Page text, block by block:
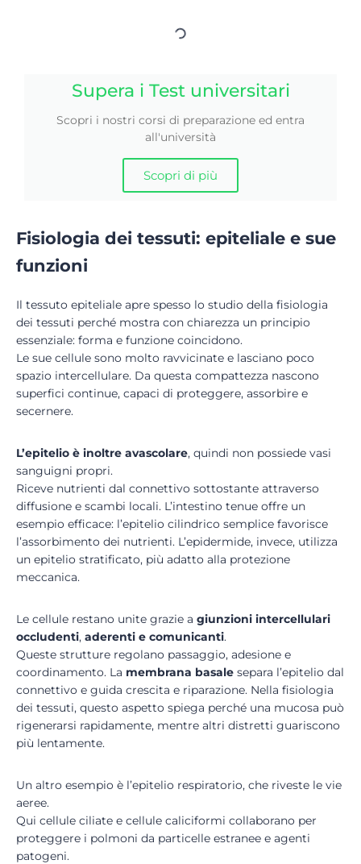
Supera i Test universitari
Scopri i nostri corsi di preparazione ed entra
all'università
Scopri di più
Fisiologia dei tessuti: epiteliale e sue
funzioni
Il tessuto epiteliale apre spesso lo studio della fisiologia
dei tessuti perché mostra con chiarezza un principio
essenziale: forma e funzione coincidono.
Le sue cellule sono molto ravvicinate e lasciano poco
spazio intercellulare. Da questa compattezza nascono
superfici continue, capaci di proteggere, assorbire e
secernere.
L’epitelio è inoltre avascolare, quindi non possiede vasi
sanguigni propri.
Riceve nutrienti dal connettivo sottostante attraverso
diffusione e scambi locali. L’intestino tenue offre un
esempio efficace: l’epitelio cilindrico semplice favorisce
l’assorbimento dei nutrienti. L’epidermide, invece, utilizza
un epitelio stratificato, più adatto alla protezione
meccanica.
Le cellule restano unite grazie a giunzioni intercellulari
occludenti, aderenti e comunicanti.
Queste strutture regolano passaggio, adesione e
coordinamento. La membrana basale separa l’epitelio dal
connettivo e guida crescita e riparazione. Nella fisiologia
dei tessuti, questo aspetto spiega perché una mucosa può
rigenerarsi rapidamente, mentre altri distretti guariscono
più lentamente.
Un altro esempio è l’epitelio respiratorio, che riveste le vie
aeree.
Qui cellule ciliate e cellule caliciformi collaborano per
proteggere i polmoni da particelle estranee e agenti
patogeni.